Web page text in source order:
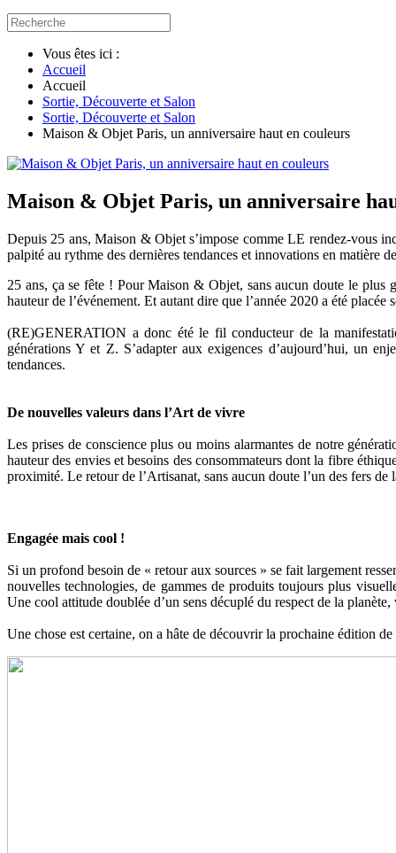
Vous êtes ici :
Accueil
Accueil
Sortie, Découverte et Salon
Sortie, Découverte et Salon
Maison & Objet Paris, un anniversaire haut en couleurs
Maison & Objet Paris, un anniversaire
Depuis 25 ans, Maison & Objet s’impose comme LE rendez-vous
palpité au rythme des dernières tendances et innovations en matière
25 ans, ça se fête ! Pour Maison & Objet, sans aucun doute le plus
hauteur de l’événement. Et autant dire que l’année 2020 a été placée
(RE)GENERATION a donc été le fil conducteur de la
générations Y et Z. S’adapter aux exigences d’aujourd’hui, un
tendances.
De nouvelles valeurs dans l’Art de vivre
Les prises de conscience plus ou moins alarmantes de notre
hauteur des envies et besoins des consommateurs dont la fibre
proximité. Le retour de l’Artisanat, sans aucun doute l’un des fers
Engagée mais cool !
Si un profond besoin de « retour aux sources » se fait largement
nouvelles technologies, de gammes de produits toujours plus
Une cool attitude doublée d’un sens décuplé du respect de la
Une chose est certaine, on a hâte de découvrir la prochaine édition